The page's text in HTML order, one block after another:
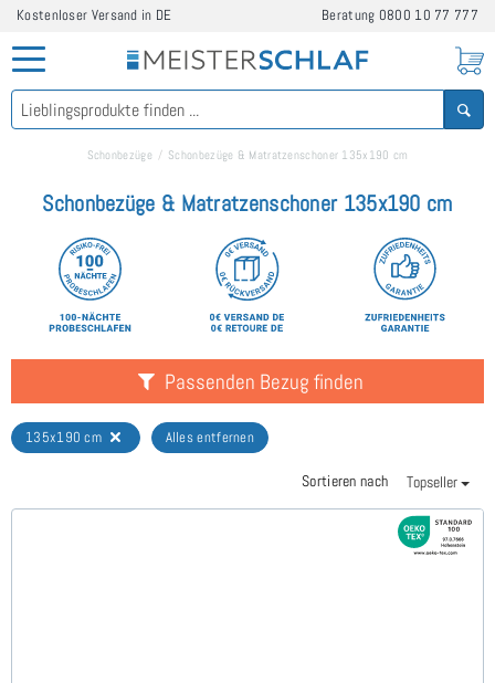
Kostenloser Versand in DE Beratung 0800 10 77 777
Schonbezüge Schonbezüge & Matratzenschoner 135x190 cm
Schonbezüge & Matratzenschoner 135x190 cm
Passenden Bezug finden
135x190 cm Alles entfernen
Sortieren nach Topseller